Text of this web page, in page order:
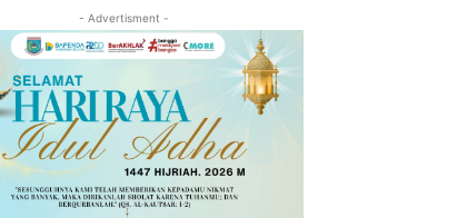
- Advertisment -